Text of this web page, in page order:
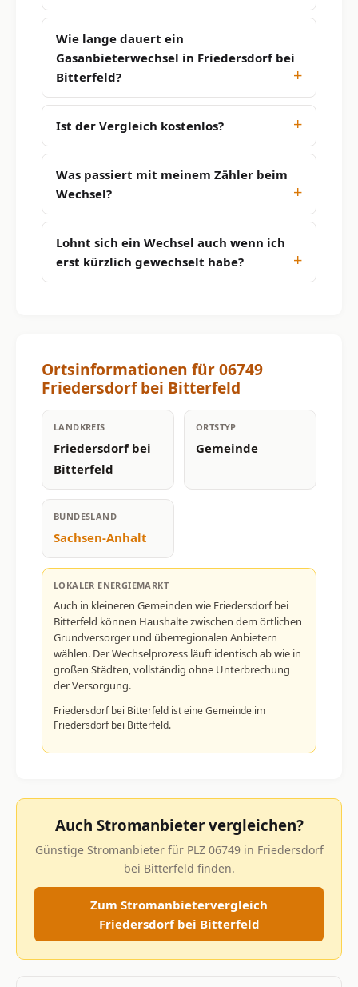
Wie lange dauert ein
Gasanbieterwechsel in Friedersdorf bei
Bitterfeld?
Ist der Vergleich kostenlos?
Was passiert mit meinem Zähler beim
Wechsel?
Lohnt sich ein Wechsel auch wenn ich
erst kürzlich gewechselt habe?
Ortsinformationen für 06749
Friedersdorf bei Bitterfeld
LANDKREIS
Friedersdorf bei
Bitterfeld
ORTSTYP
Gemeinde
BUNDESLAND
Sachsen-Anhalt
LOKALER ENERGIEMARKT
Auch in kleineren Gemeinden wie Friedersdorf bei
Bitterfeld können Haushalte zwischen dem örtlichen
Grundversorger und überregionalen Anbietern
wählen. Der Wechselprozess läuft identisch ab wie in
großen Städten, vollständig ohne Unterbrechung
der Versorgung.
Friedersdorf bei Bitterfeld ist eine Gemeinde im
Friedersdorf bei Bitterfeld.
Auch Stromanbieter vergleichen?
Günstige Stromanbieter für PLZ 06749 in Friedersdorf
bei Bitterfeld finden.
Zum Stromanbietervergleich
Friedersdorf bei Bitterfeld